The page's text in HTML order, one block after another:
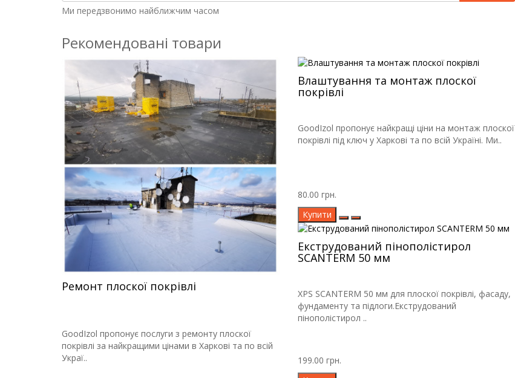
Ми передзвонимо найближчим часом
Рекомендовані товари
Ремонт плоскої покрівлі
GoodIzol пропонує послуги з ремонту плоскої
покрівлі за найкращими цінами в Харкові та по всій
Украї..
Влаштування та монтаж плоскої
покрівлі
GoodIzol пропонує найкращі ціни на монтаж плоскої
покрівлі під ключ у Харкові та по всій Україні. Ми..
80.00 грн.
Купити
Екструдований пінополістирол
SCANTERM 50 мм
XPS SCANTERM 50 мм для плоскої покрівлі, фасаду,
фундаменту та підлоги.Екструдований
пінополістирол ..
199.00 грн.